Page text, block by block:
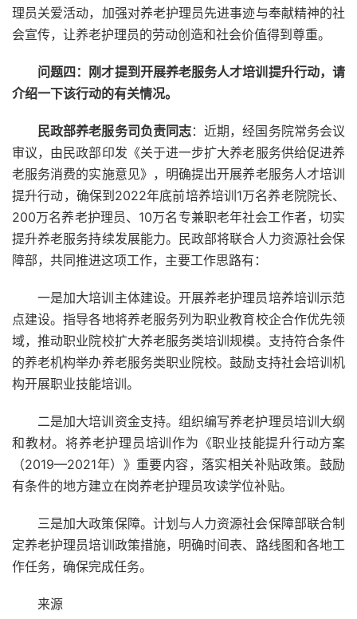
理员关爱活动，加强对养老护理员先进事迹与奉献精神的社
会宣传，让养老护理员的劳动创造和社会价值得到尊重。
问题四：刚才提到开展养老服务人才培训提升行动，请
介绍一下该行动的有关情况。
民政部养老服务司负责同志：近期，经国务院常务会议
审议，由民政部印发《关于进一步扩大养老服务供给促进养
老服务消费的实施意见》，明确提出开展养老服务人才培训
提升行动，确保到2022年底前培养培训1万名养老院院长、
200万名养老护理员、10万名专兼职老年社会工作者，切实
提升养老服务持续发展能力。民政部将联合人力资源社会保
障部，共同推进这项工作，主要工作思路有：
一是加大培训主体建设。开展养老护理员培养培训示范
点建设。指导各地将养老服务列为职业教育校企合作优先领
域，推动职业院校扩大养老服务类培训规模。支持符合条件
的养老机构举办养老服务类职业院校。鼓励支持社会培训机
构开展职业技能培训。
二是加大培训资金支持。组织编写养老护理员培训大纲
和教材。将养老护理员培训作为《职业技能提升行动方案
（2019—2021年）》重要内容，落实相关补贴政策。鼓励
有条件的地方建立在岗养老护理员攻读学位补贴。
三是加大政策保障。计划与人力资源社会保障部联合制
定养老护理员培训政策措施，明确时间表、路线图和各地工
作任务，确保完成任务。
来源